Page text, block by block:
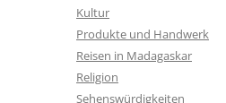
Kultur
Produkte und Handwerk
Reisen in Madagaskar
Religion
Sehenswürdigkeiten